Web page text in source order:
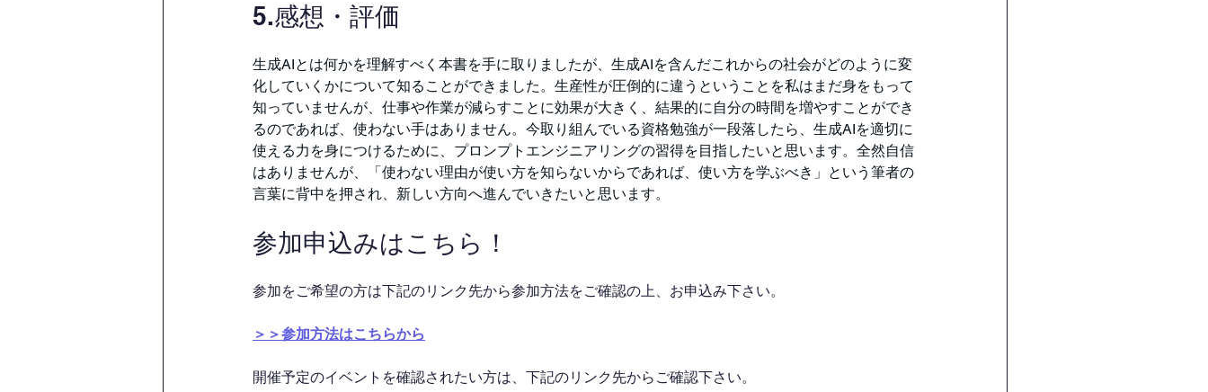
5.感想・評価
生成AIとは何かを理解すべく本書を手に取りましたが、生成AIを含んだこれからの社会がどのように変
化していくかについて知ることができました。生産性が圧倒的に違うということを私はまだ身をもって
知っていませんが、仕事や作業が減らすことに効果が大きく、結果的に自分の時間を増やすことができ
るのであれば、使わない手はありません。今取り組んでいる資格勉強が一段落したら、生成AIを適切に
使える力を身につけるために、プロンプトエンジニアリングの習得を目指したいと思います。全然自信
はありませんが、「使わない理由が使い方を知らないからであれば、使い方を学ぶべき」という筆者の
言葉に背中を押され、新しい方向へ進んでいきたいと思います。
参加申込みはこちら！
参加をご希望の方は下記のリンク先から参加方法をご確認の上、お申込み下さい。
＞＞参加方法はこちらから
開催予定のイベントを確認されたい方は、下記のリンク先からご確認下さい。